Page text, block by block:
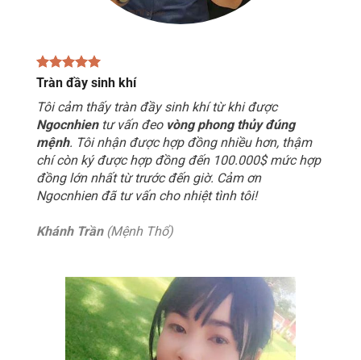
Tràn đầy sinh khí
Tôi cảm thấy tràn đầy sinh khí từ khi được
Ngocnhientư vấn đeo vòng phong thủy đúng
mệnh. Tôi nhận được hợp đồng nhiều hơn, thậm
chí còn ký được hợp đồng đến 100.000$ mức hợp
đồng lớn nhất từ trước đến giờ. Cảm ơn
Ngocnhien đã tư vấn cho nhiệt tình tôi!
Khánh Trần(Mệnh Thổ)